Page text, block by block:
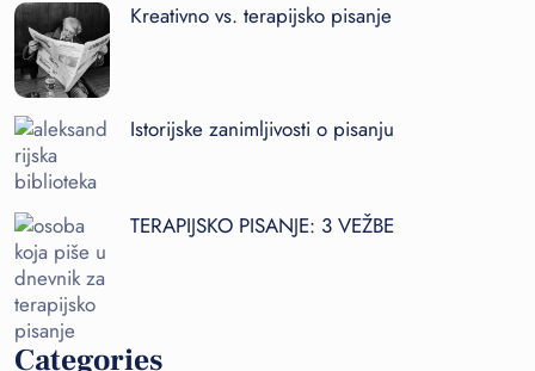
Kreativno vs. terapijsko pisanje
Istorijske zanimljivosti o pisanju
TERAPIJSKO PISANJE: 3 VEŽBE
Categories